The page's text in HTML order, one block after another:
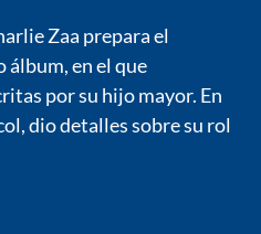
Zaa prepara el
álbum, en el que
por su hijo mayor. En
dio detalles sobre su rol